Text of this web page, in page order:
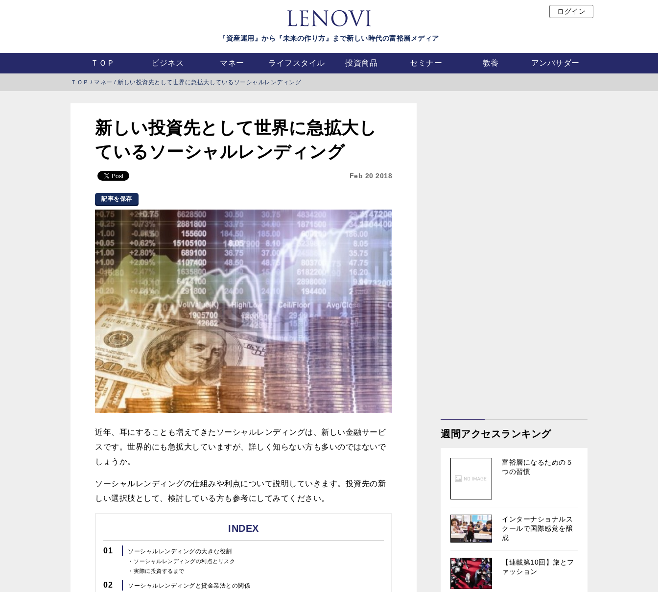
『資産運用』から『未来の作り方』まで新しい時代の富裕層メディア
ログイン
ＴＯＰ ビジネス マネー ライフスタイル 投資商品 セミナー 教養 アンバサダー
ＴＯＰ / マネー / 新しい投資先として世界に急拡大しているソーシャルレンディング
新しい投資先として世界に急拡大し
ているソーシャルレンディング
Feb 20 2018
記事を保存
近年、耳にすることも増えてきたソーシャルレンディングは、新しい金融サービ
スです。世界的にも急拡大していますが、詳しく知らない方も多いのではないで
しょうか。
ソーシャルレンディングの仕組みや利点について説明していきます。投資先の新
しい選択肢として、検討している方も参考にしてみてください。
INDEX
01 ソーシャルレンディングの大きな役割
ソーシャルレンディングの利点とリスク
実際に投資するまで
02 ソーシャルレンディングと貸金業法との関係
週間アクセスランキング
富裕層になるための５
つの習慣
インターナショナルス
クールで国際感覚を醸
成
【連載第10回】旅とフ
ァッション